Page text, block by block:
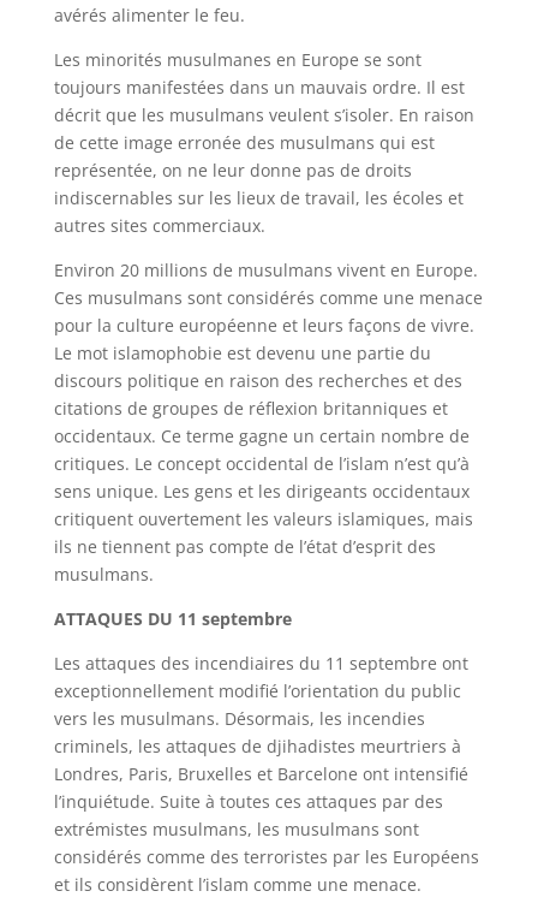
avérés alimenter le feu.
Les minorités musulmanes en Europe se sont
toujours manifestées dans un mauvais ordre. Il est
décrit que les musulmans veulent s’isoler. En raison
de cette image erronée des musulmans qui est
représentée, on ne leur donne pas de droits
indiscernables sur les lieux de travail, les écoles et
autres sites commerciaux.
Environ 20 millions de musulmans vivent en Europe.
Ces musulmans sont considérés comme une menace
pour la culture européenne et leurs façons de vivre.
Le mot islamophobie est devenu une partie du
discours politique en raison des recherches et des
citations de groupes de réflexion britanniques et
occidentaux. Ce terme gagne un certain nombre de
critiques. Le concept occidental de l’islam n’est qu’à
sens unique. Les gens et les dirigeants occidentaux
critiquent ouvertement les valeurs islamiques, mais
ils ne tiennent pas compte de l’état d’esprit des
musulmans.
ATTAQUES DU 11 septembre
Les attaques des incendiaires du 11 septembre ont
exceptionnellement modifié l’orientation du public
vers les musulmans. Désormais, les incendies
criminels, les attaques de djihadistes meurtriers à
Londres, Paris, Bruxelles et Barcelone ont intensifié
l’inquiétude. Suite à toutes ces attaques par des
extrémistes musulmans, les musulmans sont
considérés comme des terroristes par les Européens
et ils considèrent l’islam comme une menace.